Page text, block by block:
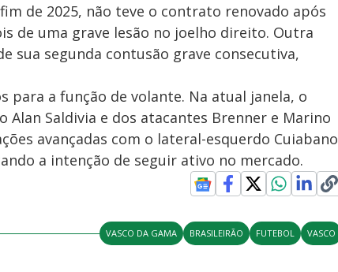
de 2025, não teve o contrato renovado após
de uma grave lesão no joelho direito. Outra
sua segunda contusão grave consecutiva,
para a função de volante. Na atual janela, o
Alan Saldivia e dos atacantes Brenner e Marino
avançadas com o lateral-esquerdo Cuiabano
a intenção de seguir ativo no mercado.
VASCO DA GAMA BRASILEIRÃO FUTEBOL VASCO